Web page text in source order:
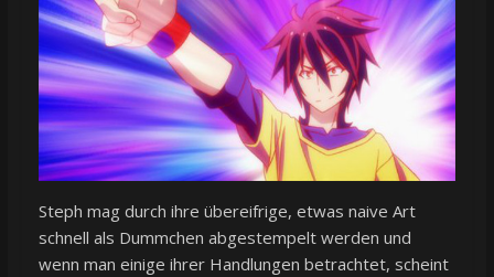
Steph mag durch ihre übereifrige, etwas naive Art
schnell als Dummchen abgestempelt werden und
wenn man einige ihrer Handlungen betrachtet, scheint